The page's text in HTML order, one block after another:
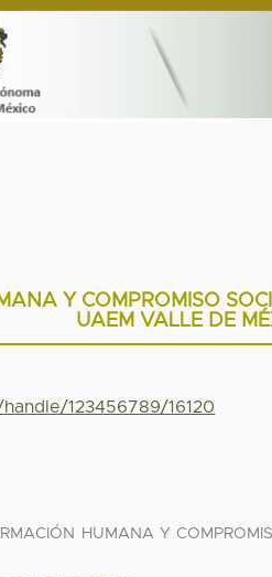
Y COMPROMISO
UAEM VALLE DE
123456789/16120
HUMANA Y